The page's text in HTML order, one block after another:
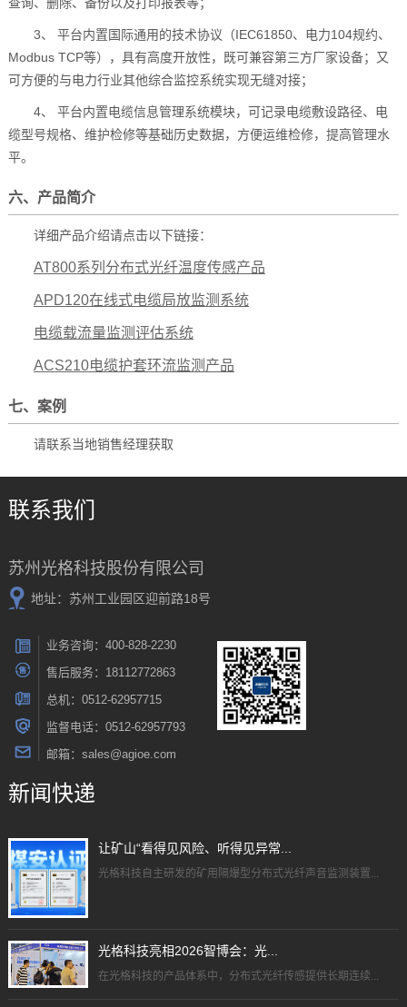
查询、删除、备份以及打印报表等；
3、 平台内置国际通用的技术协议（IEC61850、电力104规约、
Modbus TCP等），具有高度开放性，既可兼容第三方厂家设备；又
可方便的与电力行业其他综合监控系统实现无缝对接；
4、 平台内置电缆信息管理系统模块，可记录电缆敷设路径、电
缆型号规格、维护检修等基础历史数据，方便运维检修，提高管理水
平。
六、产品简介
详细产品介绍请点击以下链接：
AT800系列分布式光纤温度传感产品
APD120在线式电缆局放监测系统
电缆载流量监测评估系统
ACS210电缆护套环流监测产品
七、案例
请联系当地销售经理获取
联系我们
苏州光格科技股份有限公司
地址：苏州工业园区迎前路18号
业务咨询：400-828-2230
售后服务：18112772863
总机：0512-62957715
监督电话：0512-62957793
邮箱：sales@agioe.com
新闻快递
让矿山“看得见风险、听得见异常...
光格科技自主研发的矿用隔爆型分布式光纤声音监测装置...
光格科技亮相2026智博会：光...
在光格科技的产品体系中，分布式光纤传感提供长期连续...